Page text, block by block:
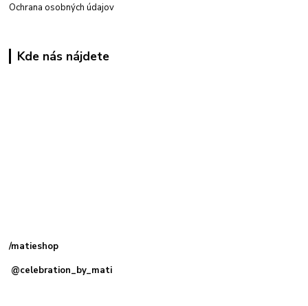
Ochrana osobných údajov
Kde nás nájdete
/matieshop
@celebration_by_mati